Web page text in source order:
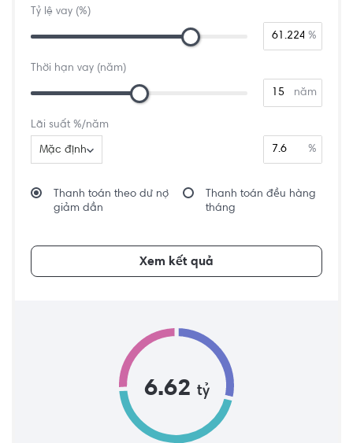
Tỷ lệ vay (%)
%
Thời hạn vay (năm)
năm
Lãi suất %/năm
Mặc định %
Thanh toán theo dư nợ
giảm dần
Thanh toán đều hàng
tháng
Xem kết quả
6.62 tỷ